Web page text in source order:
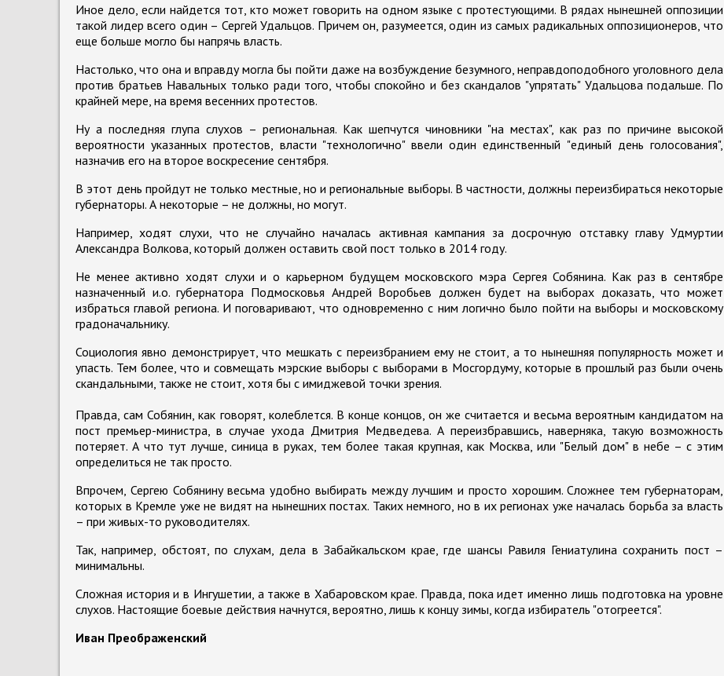
Иное дело, если найдется тот, кто может говорить на одном языке с протестующими. В рядах нынешней оппозиции
такой лидер всего один – Сергей Удальцов. Причем он, разумеется, один из самых радикальных оппозиционеров, что
еще больше могло бы напрячь власть.
Настолько, что она и вправду могла бы пойти даже на возбуждение безумного, неправдоподобного уголовного дела
против братьев Навальных только ради того, чтобы спокойно и без скандалов "упрятать" Удальцова подальше. По
крайней мере, на время весенних протестов.
Ну а последняя глупа слухов – региональная. Как шепчутся чиновники "на местах", как раз по причине высокой
вероятности указанных протестов, власти "технологично" ввели один единственный "единый день голосования",
назначив его на второе воскресение сентября.
В этот день пройдут не только местные, но и региональные выборы. В частности, должны переизбираться некоторые
губернаторы. А некоторые – не должны, но могут.
Например, ходят слухи, что не случайно началась активная кампания за досрочную отставку главу Удмуртии
Александра Волкова, который должен оставить свой пост только в 2014 году.
Не менее активно ходят слухи и о карьерном будущем московского мэра Сергея Собянина. Как раз в сентябре
назначенный и.о. губернатора Подмосковья Андрей Воробьев должен будет на выборах доказать, что может
избраться главой региона. И поговаривают, что одновременно с ним логично было пойти на выборы и московскому
градоначальнику.
Социология явно демонстрирует, что мешкать с переизбранием ему не стоит, а то нынешняя популярность может и
упасть. Тем более, что и совмещать мэрские выборы с выборами в Мосгордуму, которые в прошлый раз были очень
скандальными, также не стоит, хотя бы с имиджевой точки зрения.
Правда, сам Собянин, как говорят, колеблется. В конце концов, он же считается и весьма вероятным кандидатом на
пост премьер-министра, в случае ухода Дмитрия Медведева. А переизбравшись, наверняка, такую возможность
потеряет. А что тут лучше, синица в руках, тем более такая крупная, как Москва, или "Белый дом" в небе – с этим
определиться не так просто.
Впрочем, Сергею Собянину весьма удобно выбирать между лучшим и просто хорошим. Сложнее тем губернаторам,
которых в Кремле уже не видят на нынешних постах. Таких немного, но в их регионах уже началась борьба за власть
– при живых-то руководителях.
Так, например, обстоят, по слухам, дела в Забайкальском крае, где шансы Равиля Гениатулина сохранить пост –
минимальны.
Сложная история и в Ингушетии, а также в Хабаровском крае. Правда, пока идет именно лишь подготовка на уровне
слухов. Настоящие боевые действия начнутся, вероятно, лишь к концу зимы, когда избиратель "отогреется".
Иван Преображенский